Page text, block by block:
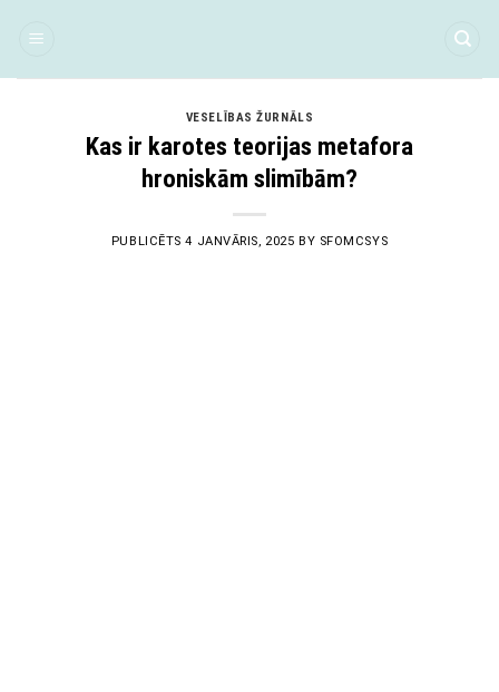
VESELĪBAS ŽURNĀLS
Kas ir karotes teorijas metafora
hroniskām slimībām?
PUBLICĒTS4 JANVĀRIS, 2025 BY SFOMCSYS